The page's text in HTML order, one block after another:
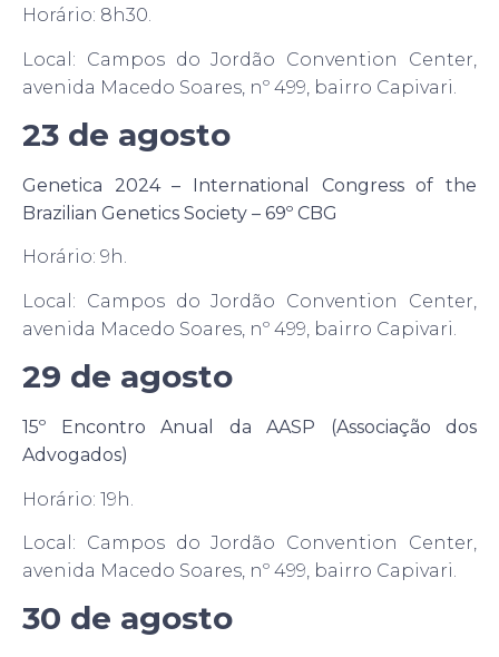
Horário: 8h30.
Local: Campos do Jordão Convention Center,
avenida Macedo Soares, nº 499, bairro Capivari.
23 de agosto
Genetica 2024 – International Congress of the
Brazilian Genetics Society – 69º CBG
Horário: 9h.
Local: Campos do Jordão Convention Center,
avenida Macedo Soares, nº 499, bairro Capivari.
29 de agosto
15º Encontro Anual da AASP (Associação dos
Advogados)
Horário: 19h.
Local: Campos do Jordão Convention Center,
avenida Macedo Soares, nº 499, bairro Capivari.
30 de agosto